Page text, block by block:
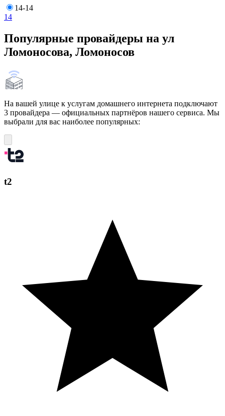
14-14
14
Популярные провайдеры на ул
Ломоносова, Ломоносов
На вашей улице к услугам домашнего интернета подключают
3 провайдера — официальных партнёров нашего сервиса. Мы
выбрали для вас наиболее популярных:
t2